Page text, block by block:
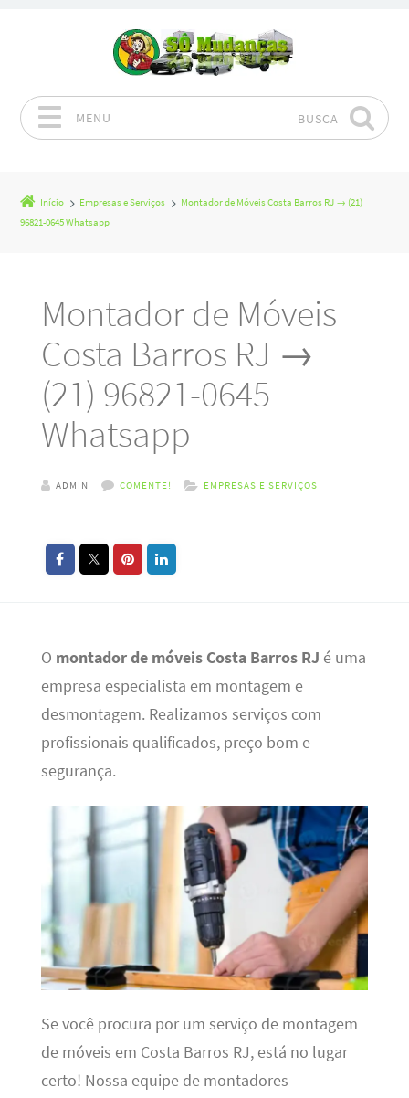
MENU BUSCA
Início Empresas e Serviços
Montador de Móveis Costa Barros RJ → (21)
96821-0645 Whatsapp
Montador de Móveis
Costa Barros RJ →
(21) 96821-0645
Whatsapp
ADMIN COMENTE! EMPRESAS E SERVIÇOS
O montador de móveis Costa Barros RJ é uma
empresa especialista em montagem e
desmontagem. Realizamos serviços com
profissionais qualificados, preço bom e
segurança.
Se você procura por um serviço de montagem
de móveis em Costa Barros RJ, está no lugar
certo! Nossa equipe de montadores